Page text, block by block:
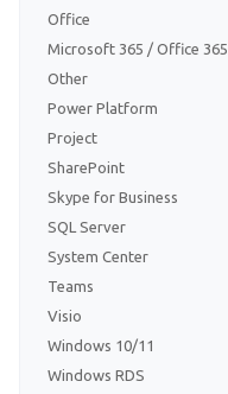
Office
Microsoft 365 / Office 365
Other
Power Platform
Project
SharePoint
Skype for Business
SQL Server
System Center
Teams
Visio
Windows 10/11
Windows RDS